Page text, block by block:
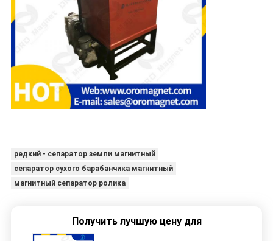
редкий - сепаратор земли магнитный
сепаратор сухого барабанчика магнитный
магнитный сепаратор ролика
Получить лучшую цену для